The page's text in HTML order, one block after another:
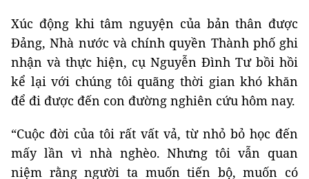
Xúc động khi tâm nguyện của bản thân được
Đảng, Nhà nước và chính quyền Thành phố ghi
nhận và thực hiện, cụ Nguyễn Đình Tư bồi hồi
kể lại với chúng tôi quãng thời gian khó khăn
để đi được đến con đường nghiên cứu hôm nay.
“Cuộc đời của tôi rất vất vả, từ nhỏ bỏ học đến
mấy lần vì nhà nghèo. Nhưng tôi vẫn quan
niệm rằng người ta muốn tiến bộ, muốn có